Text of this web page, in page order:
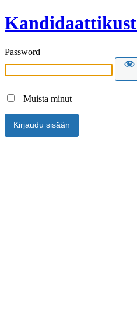
Password
Muista minut